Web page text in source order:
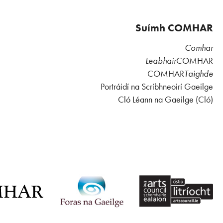
Suímh COMHAR
Comhar
LeabhairCOMHAR
COMHARTaighde
Portráidí na Scríbhneoirí Gaeilge
Cló Léann na Gaeilge (Cló)